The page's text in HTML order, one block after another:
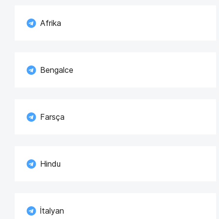
Afrika
Bengalce
Farsça
Hindu
İtalyan